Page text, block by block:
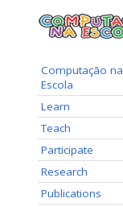
Computação na
Escola
Learn
Teach
Participate
Research
Publications